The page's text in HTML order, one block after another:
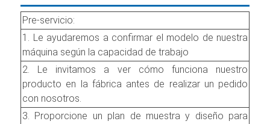
Pre-servicio:
1. Le ayudaremos a confirmar el modelo de nuestra
máquina según la capacidad de trabajo
2. Le invitamos a ver cómo funciona nuestro
producto en la fábrica antes de realizar un pedido
con nosotros.
3. Proporcione un plan de muestra y diseño para